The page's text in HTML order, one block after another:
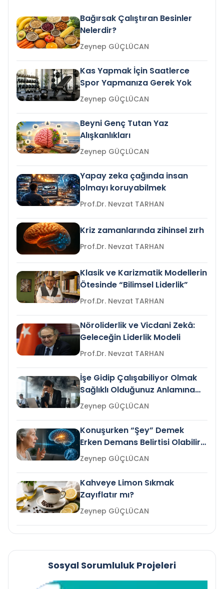
Bağırsak Çalıştıran Besinler
Nelerdir?
Zeynep GÜÇLÜCAN
Kas Yapmak İçin Saatlerce
Spor Yapmanıza Gerek Yok
Zeynep GÜÇLÜCAN
Beyni Genç Tutan Yaz
Alışkanlıkları
Zeynep GÜÇLÜCAN
Yapay zeka çağında insan
olmayı koruyabilmek
Prof.Dr. Nevzat TARHAN
Kriz zamanlarında zihinsel zırh
Prof.Dr. Nevzat TARHAN
Klasik ve Karizmatik Modellerin
Ötesinde “Bilimsel Liderlik”
Prof.Dr. Nevzat TARHAN
Nöroliderlik ve Vicdani Zekâ:
Geleceğin Liderlik Modeli
Prof.Dr. Nevzat TARHAN
İşe Gidip Çalışabiliyor Olmak
Sağlıklı Olduğunuz Anlamına
Gelir mi?Zeynep GÜÇLÜCAN
Konuşurken “Şey” Demek
Erken Demans Belirtisi Olabilir
mi?
Zeynep GÜÇLÜCAN
Kahveye Limon Sıkmak
Zayıflatır mı?
Zeynep GÜÇLÜCAN
Sosyal Sorumluluk Projeleri